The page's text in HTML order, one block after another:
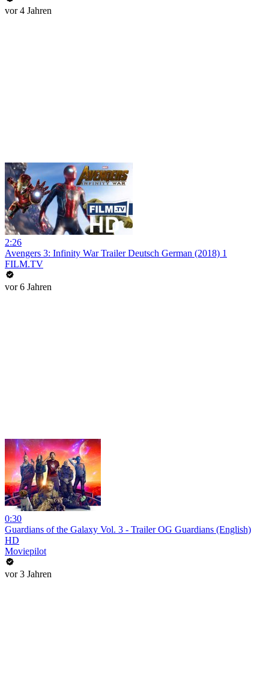
vor 4 Jahren
2:26
Avengers 3: Infinity War Trailer Deutsch German (2018) 1
FILM.TV
vor 6 Jahren
0:30
Guardians of the Galaxy Vol. 3 - Trailer OG Guardians (English)
HD
Moviepilot
vor 3 Jahren